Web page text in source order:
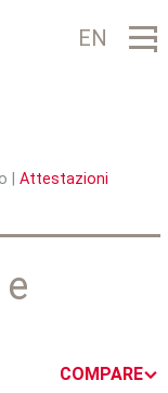
EN
Attestazioni
COMPARE